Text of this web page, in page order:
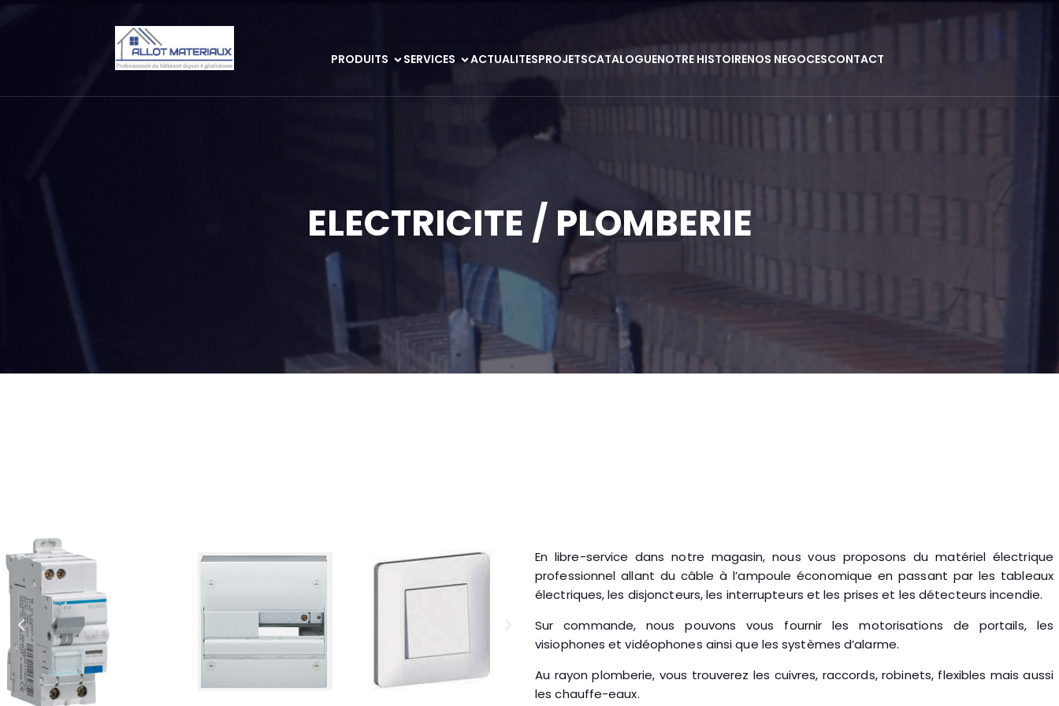
PRODUITS SERVICES ACTUALITESPROJETSCATALOGUENOTRE HISTOIRENOS NEGOCESCONTACT
ELECTRICITE / PLOMBERIE
En libre-service dans notre magasin, nous vous proposons du matériel électrique
professionnel allant du câble à l’ampoule économique en passant par les tableaux
électriques, les disjoncteurs, les interrupteurs et les prises et les détecteurs incendie.
Sur commande, nous pouvons vous fournir les motorisations de portails, les
visiophones et vidéophones ainsi que les systèmes d’alarme.
Au rayon plomberie, vous trouverez les cuivres, raccords, robinets, flexibles mais aussi
les chauffe-eaux.